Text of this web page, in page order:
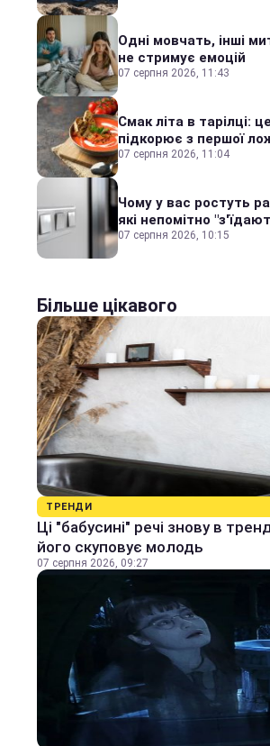
Одні мовчать, інші
не стримує емоцій
07 серпня 2026, 11:43
Смак літа в тарілці:
підкорює з першої
07 серпня 2026, 11:04
Чому у вас ростуть
які непомітно
07 серпня 2026, 10:15
Більше цікавого
ТРЕНДИ
Ці "бабусині" речі знову в
його скуповує молодь
07 серпня 2026, 09:27